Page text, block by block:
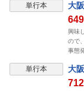
単行本 大
649
興味
ので
事態
単行本 大
712